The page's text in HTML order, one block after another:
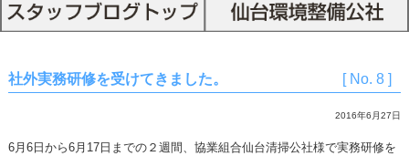
社外実務研修を受けてきました。 [ No. 8 ]
2016年6月27日
6月6日から6月17日までの２週間、協業組合仙台清掃公社様で実務研修を